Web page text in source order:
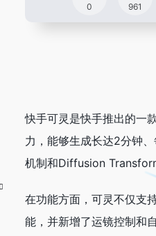
0 961
快手可灵是快手推出的一
力，能够生成长达2分钟
机制和Diffusion
在功能方面，可灵不仅支
能，并新增了运镜控制和